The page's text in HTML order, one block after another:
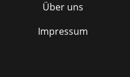
Über uns
Impressum